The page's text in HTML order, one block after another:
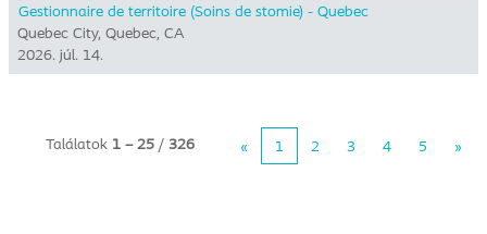
Gestionnaire de territoire (Soins de stomie) - Quebec
Quebec City, Quebec, CA
2026. júl. 14.
Találatok 1 – 25 / 326 « 1 2 3 4 5 »